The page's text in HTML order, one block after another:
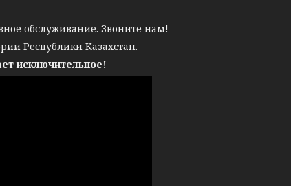
обслуживание. Звоните нам!
Республики Казахстан.
исключительное!